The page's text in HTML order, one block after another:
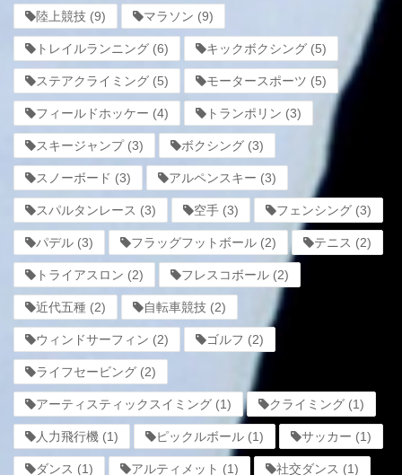
陸上競技 (9) マラソン (9)
トレイルランニング (6) キックボクシング (5)
ステアクライミング (5) モータースポーツ (5)
フィールドホッケー (4) トランポリン (3)
スキージャンプ(3) ボクシング (3)
スノーボード (3) アルペンスキー (3)
スパルタンレース (3) 空手 (3) フェンシング (3)
パデル (3) フラッグフットボール (2) テニス (2)
トライアスロン (2) フレスコボール (2)
近代五種 (2) 自転車競技 (2)
ウィンドサーフィン (2) ゴルフ (2)
ライフセービング (2)
アーティスティックスイミング (1) クライミング (1)
人力飛行機 (1) ピックルボール (1) サッカー (1)
ダンス (1) アルティメット (1) 社交ダンス (1)